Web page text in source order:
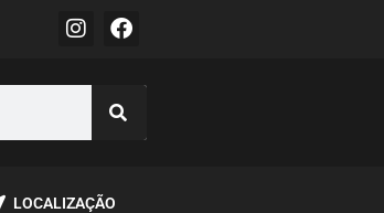
LOCALIZAÇÃO